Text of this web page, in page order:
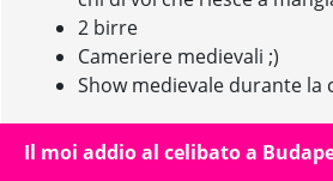
2 birre
Cameriere medievali ;)
Show medievale durante la
Il moi addio al celibato a